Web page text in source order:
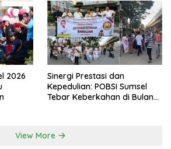
2026
Sinergi Prestasi dan
Kepedulian: POBSI Sumsel
Tebar Keberkahan di Bulan
View More